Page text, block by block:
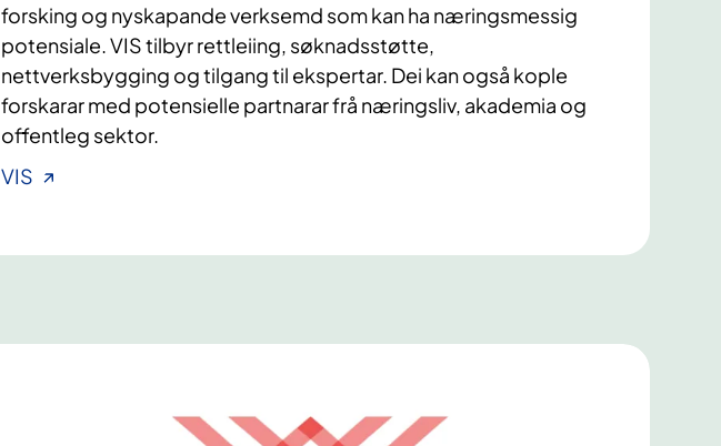
forsking og nyskapande verksemd som kan ha næringsmessig
potensiale. VIS tilbyr rettleiing, søknadsstøtte,
nettverksbygging og tilgang til ekspertar. Dei kan også kople
forskarar med potensielle partnarar frå næringsliv, akademia og
offentleg sektor.
VIS